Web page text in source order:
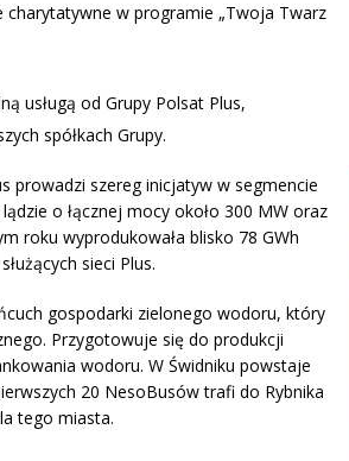
charytatywne w programie „Twoja Twarz
usługą od Grupy Polsat Plus,
spółkach Grupy.
prowadzi szereg inicjatyw w segmencie
o łącznej mocy około 300 MW oraz
roku wyprodukowała blisko 78 GWh
sieci Plus.
gospodarki zielonego wodoru, który
Przygotowuje się do produkcji
wodoru. W Świdniku powstaje
20 NesoBusów trafi do Rybnika
tego miasta.